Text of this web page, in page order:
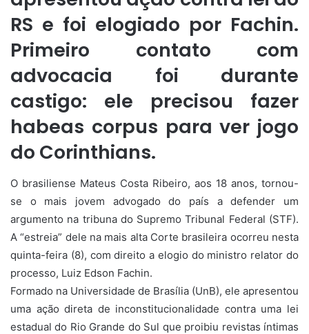
RS e foi elogiado por Fachin.
Primeiro contato com
advocacia foi durante
castigo: ele precisou fazer
habeas corpus para ver jogo
do Corinthians.
O brasiliense Mateus Costa Ribeiro, aos 18 anos, tornou-
se o mais jovem advogado do país a defender um
argumento na tribuna do Supremo Tribunal Federal (STF).
A “estreia” dele na mais alta Corte brasileira ocorreu nesta
quinta-feira (8), com direito a elogio do ministro relator do
processo, Luiz Edson Fachin.
Formado na Universidade de Brasília (UnB), ele apresentou
uma ação direta de inconstitucionalidade contra uma lei
estadual do Rio Grande do Sul que proibiu revistas íntimas